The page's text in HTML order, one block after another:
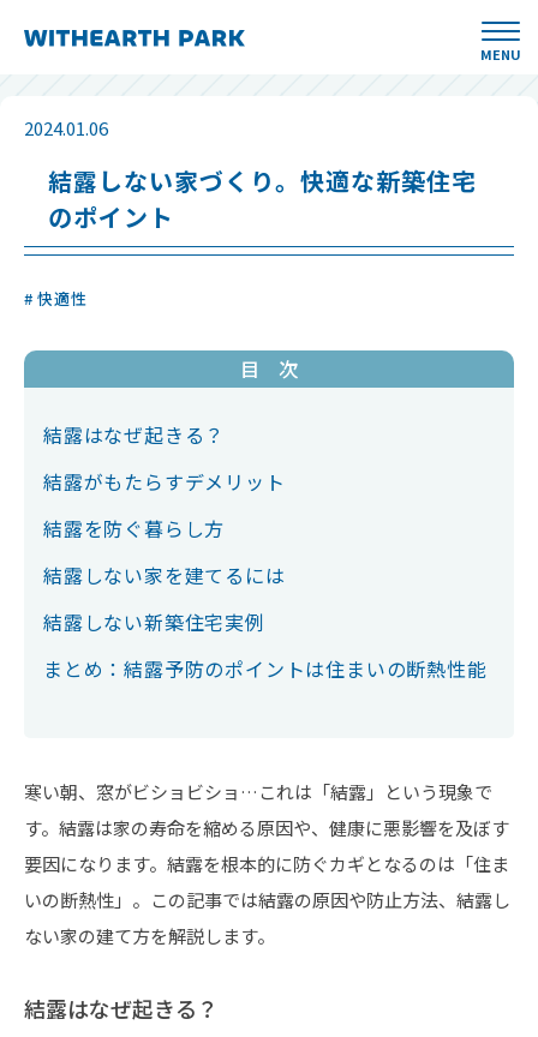
MENU
2024.01.06
結露しない家づくり。快適な新築住宅
のポイント
# 快適性
目 次
結露はなぜ起きる？
結露がもたらすデメリット
結露を防ぐ暮らし方
結露しない家を建てるには
結露しない新築住宅実例
まとめ：結露予防のポイントは住まいの断熱性能
寒い朝、窓がビショビショ…これは「結露」という現象で
す。結露は家の寿命を縮める原因や、健康に悪影響を及ぼす
要因になります。結露を根本的に防ぐカギとなるのは「住ま
いの断熱性」。この記事では結露の原因や防止方法、結露し
ない家の建て方を解説します。
結露はなぜ起きる？